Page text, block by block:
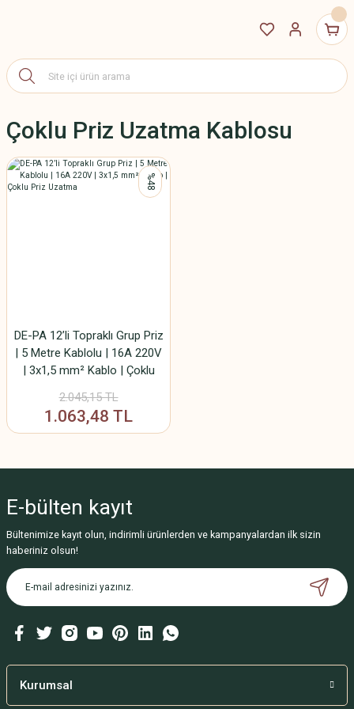
Çoklu Priz Uzatma Kablosu
%48
DE-PA 12’li Topraklı Grup Priz
| 5 Metre Kablolu | 16A 220V
| 3x1,5 mm² Kablo | Çoklu
2.045,15 TL
1.063,48 TL
E-bülten kayıt
Bültenimize kayıt olun, indirimli ürünlerden ve kampanyalardan ilk sizin
haberiniz olsun!
Kurumsal